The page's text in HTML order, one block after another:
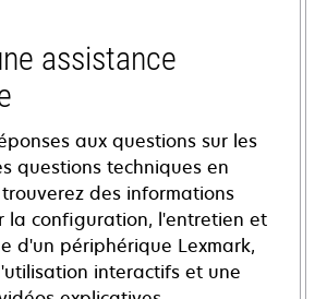
assistance
aux questions sur les
questions techniques en
des informations
la configuration, l'entretien et
d'un périphérique Lexmark,
interactifs et une